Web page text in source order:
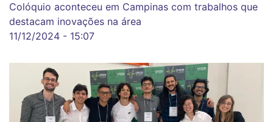
Colóquio aconteceu em Campinas com trabalhos que
destacam inovações na área
11/12/2024 - 15:07